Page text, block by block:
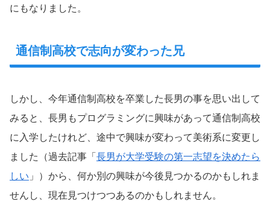
にもなりました。
通信制高校で志向が変わった兄
しかし、今年通信制高校を卒業した長男の事を思い出して
みると、長男もプログラミングに興味があって通信制高校
に入学したけれど、途中で興味が変わって美術系に変更し
ました（過去記事「 長男が大学受験の第一志望を決めたら
しい 」）から、何か別の興味が今後見つかるのかもしれま
せんし、現在見つけつつあるのかもしれません。